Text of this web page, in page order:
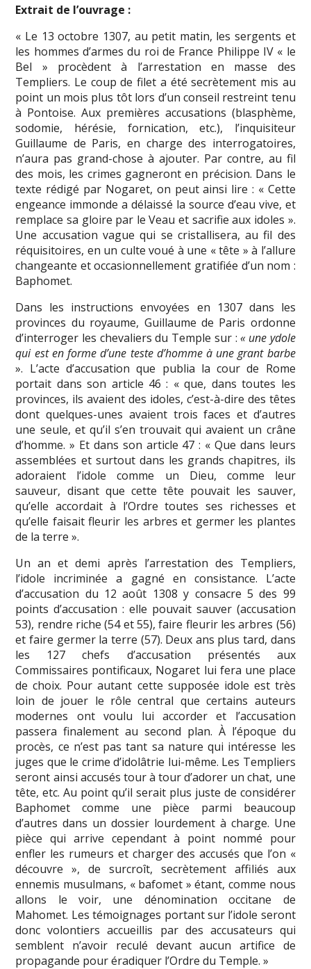
Extrait de l’ouvrage :
« Le 13 octobre 1307, au petit matin, les sergents et
les hommes d’armes du roi de France Philippe IV « le
Bel » procèdent à l’arrestation en masse des
Templiers. Le coup de filet a été secrètement mis au
point un mois plus tôt lors d’un conseil restreint tenu
à Pontoise. Aux premières accusations (blasphème,
sodomie, hérésie, fornication, etc.), l’inquisiteur
Guillaume de Paris, en charge des interrogatoires,
n’aura pas grand-chose à ajouter. Par contre, au fil
des mois, les crimes gagneront en précision. Dans le
texte rédigé par Nogaret, on peut ainsi lire : « Cette
engeance immonde a délaissé la source d’eau vive, et
remplace sa gloire par le Veau et sacrifie aux idoles ».
Une accusation vague qui se cristallisera, au fil des
réquisitoires, en un culte voué à une « tête » à l’allure
changeante et occasionnellement gratifiée d’un nom :
Baphomet.
Dans les instructions envoyées en 1307 dans les
provinces du royaume, Guillaume de Paris ordonne
d’interroger les chevaliers du Temple sur :« une ydole
qui est en forme d’une teste d’homme à une grant barbe
». L’acte d’accusation que publia la cour de Rome
portait dans son article 46 : « que, dans toutes les
provinces, ils avaient des idoles, c’est-à-dire des têtes
dont quelques-unes avaient trois faces et d’autres
une seule, et qu’il s’en trouvait qui avaient un crâne
d’homme. » Et dans son article 47 : « Que dans leurs
assemblées et surtout dans les grands chapitres, ils
adoraient l’idole comme un Dieu, comme leur
sauveur, disant que cette tête pouvait les sauver,
qu’elle accordait à l’Ordre toutes ses richesses et
qu’elle faisait fleurir les arbres et germer les plantes
de la terre ».
Un an et demi après l’arrestation des Templiers,
l’idole incriminée a gagné en consistance. L’acte
d’accusation du 12 août 1308 y consacre 5 des 99
points d’accusation : elle pouvait sauver (accusation
53), rendre riche (54 et 55), faire fleurir les arbres (56)
et faire germer la terre (57). Deux ans plus tard, dans
les 127 chefs d’accusation présentés aux
Commissaires pontificaux, Nogaret lui fera une place
de choix. Pour autant cette supposée idole est très
loin de jouer le rôle central que certains auteurs
modernes ont voulu lui accorder et l’accusation
passera finalement au second plan. À l’époque du
procès, ce n’est pas tant sa nature qui intéresse les
juges que le crime d’idolâtrie lui-même. Les Templiers
seront ainsi accusés tour à tour d’adorer un chat, une
tête, etc. Au point qu’il serait plus juste de considérer
Baphomet comme une pièce parmi beaucoup
d’autres dans un dossier lourdement à charge. Une
pièce qui arrive cependant à point nommé pour
enfler les rumeurs et charger des accusés que l’on «
découvre », de surcroît, secrètement affiliés aux
ennemis musulmans, « bafomet » étant, comme nous
allons le voir, une dénomination occitane de
Mahomet. Les témoignages portant sur l’idole seront
donc volontiers accueillis par des accusateurs qui
semblent n’avoir reculé devant aucun artifice de
propagande pour éradiquer l’Ordre du Temple. »